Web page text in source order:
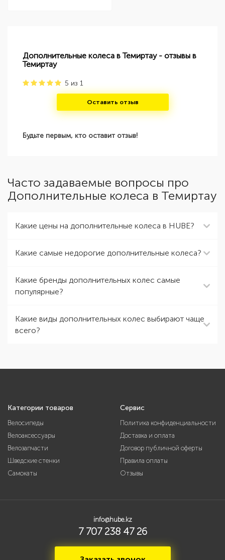
Дополнительные колеса в Темиртау - отзывы в
Темиртау
5 из 1
Оставить отзыв
Будьте первым, кто оставит отзыв!
Часто задаваемые вопросы про
Дополнительные колеса в Темиртау
Какие цены на дополнительные колеса в HUBE?
Какие самые недорогие дополнительные колеса?
Какие бренды дополнительных колес самые
популярные?
Какие виды дополнительных колес выбирают чаще
всего?
Категории товаров
Велосипеды
Велоаксессуары
Велозапчасти
Шведские стенки
Самокаты
Сервис
Политика конфиденциальности
Доставка и оплата
Договор публичной оферты
Правила оплаты
Отзывы
info@hube.kz
7 707 238 47 26